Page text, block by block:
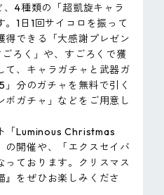
4種類の「超凱旋キャラ
1日1回サイコロを振って
得できる「大感謝プレゼン
ろく」や、すごろくで獲
て、キャラガチャと武器ガ
分のガチャを無料で引く
ボガチャ」などをご用意し
「Luminous Christmas
の開催や、「エクスセイバ
っております。クリスマス
』をぜひお楽しみくださ